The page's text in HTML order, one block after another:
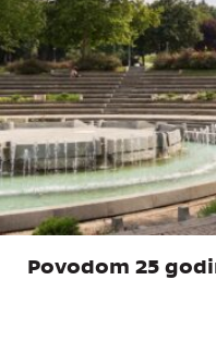
Povodom 25